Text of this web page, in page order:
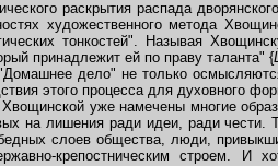
раскрытия распада
художественного метода
тонкостей". Называя
принадлежит ей по праву таланта" {
дело" не только
этого процесса для духовного
уже намечены многие
на лишения ради идеи, ради чести.
слоев общества, люди,
крепостническим строем. И